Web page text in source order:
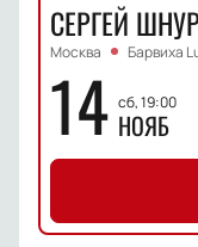
СЕРГЕЙ
Москва Барвиха
14 сб, 19:00
НОЯБ